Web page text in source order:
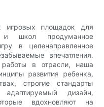
игровых площадок для
и школ продуманное
в целенаправленное
впечатления.
в отрасли, наша
развития ребенка,
строгие стандарты
дизайн,
вдохновляют на